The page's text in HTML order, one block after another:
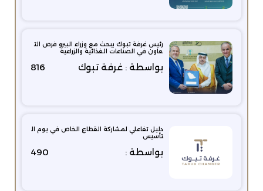
رئيس غرفة تبوك يبحث مع وزراء البيرو فرص الت
عاون في الصناعات الغذائية والزراعية
بواسطة : غرفة تبوك 816
دليل تفاعلي لمشاركة القطاع الخاص في يوم ال
تأسيس
بواسطة : 490